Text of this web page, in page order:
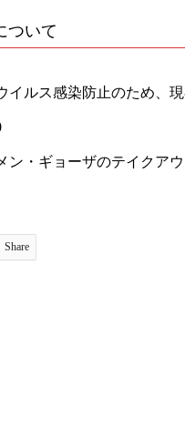
ついて
イルス感染防止のため、
ン・ギョーザのテイクア
Share